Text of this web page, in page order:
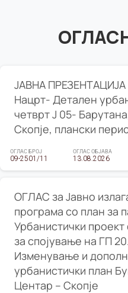
ЈАВНА
Нацрт- Детален
четврт Ј 05-
Скопје, плански
ОГЛАС БРОЈ
09-2501/11
ОГЛАС ОБЈАВА
13.08.2026
ОГЛАС за Јавно
програма со план за
Урбанистички проект
за спојување на ГП
Изменување и
урбанистички план
Центар – Скопје